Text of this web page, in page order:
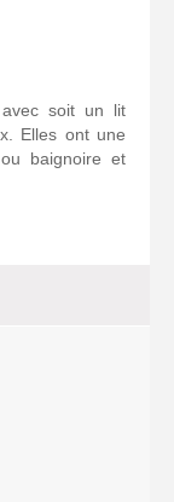
soit un lit
Elles ont une
baignoire et